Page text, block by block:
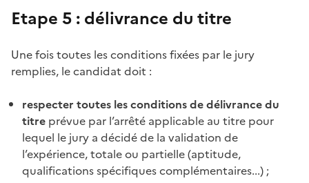
Etape 5 : délivrance du titre
Une fois toutes les conditions fixées par le jury
remplies, le candidat doit :
respecter toutes les conditions de délivrance du
titre prévue par l’arrêté applicable au titre pour
lequel le jury a décidé de la validation de
l’expérience, totale ou partielle (aptitude,
qualifications spécifiques complémentaires...) ;